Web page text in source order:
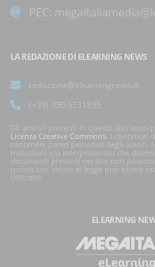
PEC:
LA REDAZIONE DI ELEARNING NEWS
redazione@elearningnews.it
(+39) 030.5531835
Gli articoli presenti in questo sito sono
Licenza Creative Commons. I contenuti
contenere pareri personali degli autori.
traduzioni e/o interpretazioni che
documenti presenti nel sito non
norma con valore di legge può essere
Ufficiale).
ELEARNING